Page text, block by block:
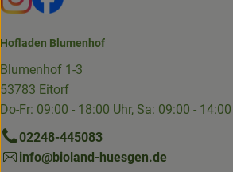
Hofladen Blumenhof
Blumenhof 1-3
53783 Eitorf
Do-Fr: 09:00 - 18:00 Uhr, Sa: 09:00 -
02248-445083
info@bioland-huesgen.de